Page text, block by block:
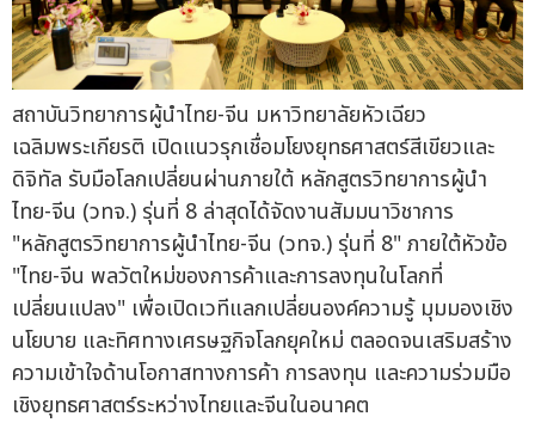
สถาบันวิทยาการผู้นำไทย-จีน มหาวิทยาลัยหัวเฉียว
เฉลิมพระเกียรติ เปิดแนวรุกเชื่อมโยงยุทธศาสตร์สีเขียวและ
ดิจิทัล รับมือโลกเปลี่ยนผ่านภายใต้ หลักสูตรวิทยาการผู้นำ
ไทย-จีน (วทจ.) รุ่นที่ 8 ล่าสุดได้จัดงานสัมมนาวิชาการ
"หลักสูตรวิทยาการผู้นำไทย-จีน (วทจ.) รุ่นที่ 8" ภายใต้หัวข้อ
"ไทย-จีน พลวัตใหม่ของการค้าและการลงทุนในโลกที่
เปลี่ยนแปลง" เพื่อเปิดเวทีแลกเปลี่ยนองค์ความรู้ มุมมองเชิง
นโยบาย และทิศทางเศรษฐกิจโลกยุคใหม่ ตลอดจนเสริมสร้าง
ความเข้าใจด้านโอกาสทางการค้า การลงทุน และความร่วมมือ
เชิงยุทธศาสตร์ระหว่างไทยและจีนในอนาคต